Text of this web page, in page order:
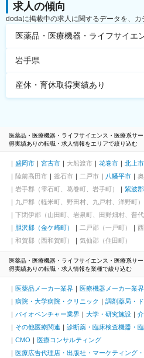
求人の傾向
dodaに掲載中の求人に関するデータを、カ
医薬品・医療機器・ライフサイエ
岩手県
産休・育休取得実績あり
医薬品・医療機器・ライフサイエンス・医療系サ
得実績ありの転職・求人情報をエリアで絞り込む
盛岡市 宮古市 大船渡市 花巻市 北上市
陸前高田市
釜石市 二戸市 八幡平市
岩手郡（雫石町、葛巻町、岩手町）
紫波
九戸郡（軽米町、野田村、九戸村、洋野町）
下閉伊郡（山田町、岩泉町、田野畑村、普代
胆沢郡（金ケ崎町）
二戸郡（一戸町）
和賀郡（西和賀町）
気仙郡（住田町）
医薬品・医療機器・ライフサイエンス・医療系サ
得実績ありの転職・求人情報を業種で絞り込む
医薬品メーカー業界 医療機器メーカー業界
病院・大学病院・クリニック
調剤薬局・
バイオベンチャー業界
大学・研究施設
その他医療関連
診断薬・臨床検査機器・
CMO
医療コンサルティング
医療広告代理店・出版社・マーケティング